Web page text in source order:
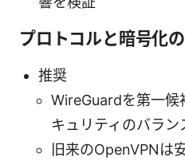
プロトコルと暗号化
推奨
WireGuardを第一候
キュリティのバラン
旧来のOpenVPNは